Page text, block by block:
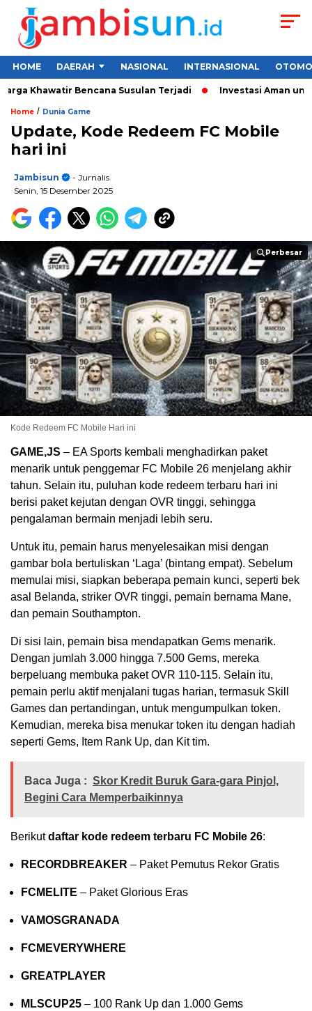
HOME DAERAH NASIONAL INTERNASIONAL
Khawatir Bencana Susulan Terjadi Investasi Aman untuk
Home / Dunia Game
Update, Kode Redeem FC Mobile
hari ini
Jambisun
- Jurnalis
Senin, 15 Desember 2025
Perbesar
Perbesar
Kode Redeem FC Mobile Hari ini
GAME,JS – EA Sports kembali menghadirkan paket
menarik untuk penggemar FC Mobile 26 menjelang akhir
tahun. Selain itu, puluhan kode redeem terbaru hari ini
berisi paket kejutan dengan OVR tinggi, sehingga
pengalaman bermain menjadi lebih seru.
Untuk itu, pemain harus menyelesaikan misi dengan
gambar bola bertuliskan ‘Laga’ (bintang empat). Sebelum
memulai misi, siapkan beberapa pemain kunci, seperti bek
asal Belanda, striker OVR tinggi, pemain bernama Mane,
dan pemain Southampton.
Di sisi lain, pemain bisa mendapatkan Gems menarik.
Dengan jumlah 3.000 hingga 7.500 Gems, mereka
berpeluang membuka paket OVR 110-115. Selain itu,
pemain perlu aktif menjalani tugas harian, termasuk Skill
Games dan pertandingan, untuk mengumpulkan token.
Kemudian, mereka bisa menukar token itu dengan hadiah
seperti Gems, Item Rank Up, dan Kit tim.
Baca Juga : Skor Kredit Buruk Gara-gara Pinjol,
Begini Cara Memperbaikinnya
Berikutdaftar kode redeem terbaru FC Mobile 26:
RECORDBREAKER – Paket Pemutus Rekor Gratis
FCMELITE – Paket Glorious Eras
VAMOSGRANADA
FCMEVERYWHERE
GREATPLAYER
MLSCUP25 – 100 Rank Up dan 1.000 Gems